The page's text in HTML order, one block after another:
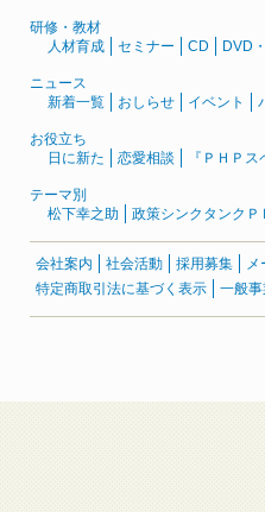
研修・教材
人材育成
セミナー CD DVD
ニュース
新着一覧
おしらせ イベント
お役立ち
日に新た
恋愛相談 『ＰＨＰ
テーマ別
松下幸之助
政策シンクタンクＰ
会社案内 社会活動 採用募集 メ
特定商取引法に基づく表示
一般